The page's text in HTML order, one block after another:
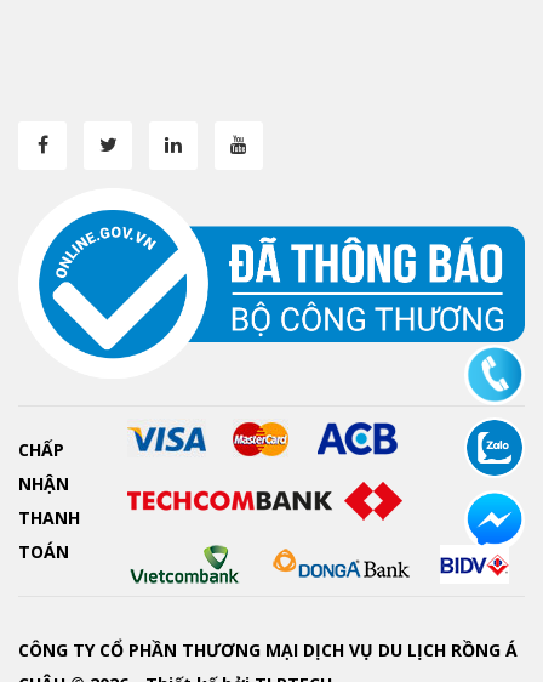
CHẤP
NHẬN
THANH
TOÁN
CÔNG TY CỔ PHẦN THƯƠNG MẠI DỊCH VỤ DU LỊCH RỒNG Á